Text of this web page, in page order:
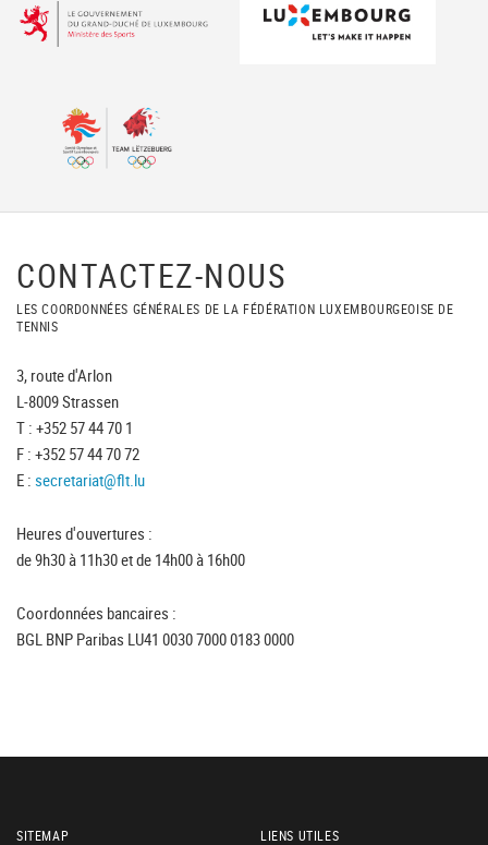
CONTACTEZ-NOUS
LES COORDONNÉES GÉNÉRALES DE LA FÉDÉRATION LUXEMBOURGEOISE DE
TENNIS
3, route d'Arlon
L-8009 Strassen
T : +352 57 44 70 1
F : +352 57 44 70 72
E : secretariat@flt.lu
Heures d'ouvertures :
de 9h30 à 11h30 et de 14h00 à 16h00
Coordonnées bancaires :
BGL BNP Paribas LU41 0030 7000 0183 0000
SITEMAP LIENS UTILES